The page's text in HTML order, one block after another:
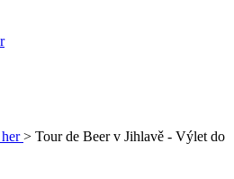
> Tour de Beer v Jihlavě - Výlet do